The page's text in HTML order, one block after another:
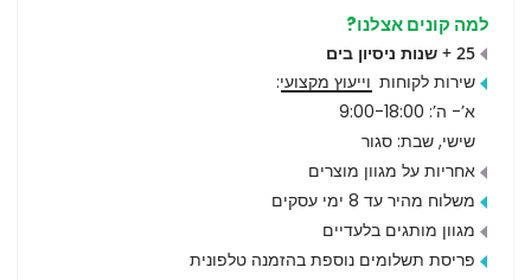
למה קונים אצלנו?
25 + שנות ניסיון בים
שירות לקוחות וייעוץ מקצועי:
א’- ה’: 9:00-18:00
שישי, שבת: סגור
אחריות על מגוון מוצרים
משלוח מהיר עד 8 ימי עסקים
מגוון מותגים בלעדיים
פריסת תשלומים נוספת בהזמנה טלפונית